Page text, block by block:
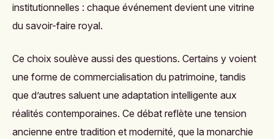
institutionnelles : chaque événement devient une vitrine
du savoir-faire royal.
Ce choix soulève aussi des questions. Certains y voient
une forme de commercialisation du patrimoine, tandis
que d’autres saluent une adaptation intelligente aux
réalités contemporaines. Ce débat reflète une tension
ancienne entre tradition et modernité, que la monarchie